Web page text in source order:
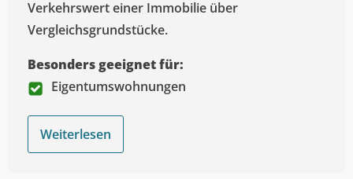
Verkehrswert einer Immobilie über
Vergleichsgrundstücke.
Besonders geeignet für:
Eigentumswohnungen
Weiterlesen